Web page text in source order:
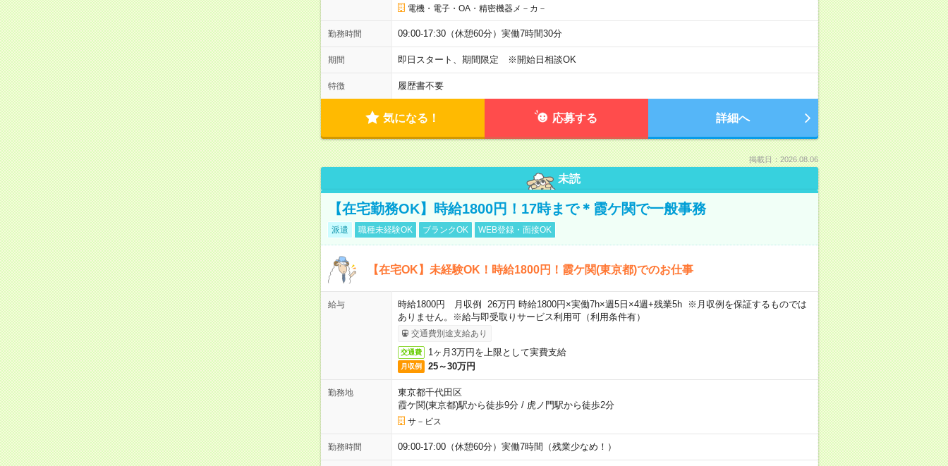
電機・電子・OA・精密機器メ－カ－
勤務時間 09:00-17:30（休憩60分）実働7時間30分
期間 即日スタート、期間限定 ※開始日相談OK
特徴 履歴書不要
気になる！ 応募する 詳細へ
掲載日：2026.08.06
未読
【在宅勤務OK】時給1800円！17時まで＊霞ケ関で一般事務
派遣 職種未経験OK ブランクOK WEB登録・面接OK
【在宅OK】未経験OK！時給1800円！霞ケ関(東京都)でのお仕事
給与
時給1800円 月収例 26万円 時給1800円×実働7h×週5日×4週+残業5h ※月収例を保証するものでは
ありません。※給与即受取りサービス利用可（利用条件有）
交通費別途支給あり
交通費 1ヶ月3万円を上限として実費支給
月収例 25～30万円
勤務地
東京都千代田区
霞ケ関(東京都)駅から徒歩9分/ 虎ノ門駅から徒歩2分
サ－ビス
勤務時間 09:00-17:00（休憩60分）実働7時間（残業少なめ！）